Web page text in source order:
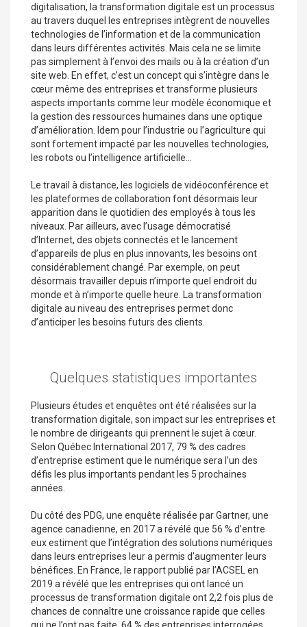
digitalisation, la transformation digitale est un processus
au travers duquel les entreprises intègrent de nouvelles
technologies de l’information et de la communication
dans leurs différentes activités. Mais cela ne se limite
pas simplement à l’envoi des mails ou à la création d’un
site web . En effet, c’est un concept qui s’intègre dans le
cœur même des entreprises et transforme plusieurs
aspects importants comme leur modèle économique et
la gestion des ressources humaines dans une optique
d’amélioration. Idem pour l’industrie ou l’agriculture qui
sont fortement impacté par les nouvelles technologies,
les robots ou l’intelligence artificielle…
Le travail à distance, les logiciels de vidéoconférence et
les plateformes de collaboration font désormais leur
apparition dans le quotidien des employés à tous les
niveaux. Par ailleurs, avec l’usage démocratisé
d’Internet, des objets connectés et le lancement
d’appareils de plus en plus innovants, les besoins ont
considérablement changé. Par exemple, on peut
désormais travailler depuis n’importe quel endroit du
monde et à n’importe quelle heure. La transformation
digitale au niveau des entreprises permet donc
d’anticiper les besoins futurs des clients.
Quelques statistiques importantes
Plusieurs études et enquêtes ont été réalisées sur la
transformation digitale, son impact sur les entreprises et
le nombre de dirigeants qui prennent le sujet à cœur.
Selon Québec International 2017, 79 % des cadres
d’entreprise estiment que le numérique sera l’un des
défis les plus importants pendant les 5 prochaines
années.
Du côté des PDG, une enquête réalisée par Gartner, une
agence canadienne, en 2017 a révélé que 56 % d’entre
eux estiment que l’intégration des solutions numériques
dans leurs entreprises leur a permis d’augmenter leurs
bénéfices. En France, le rapport publié par l’ACSEL en
2019 a révélé que les entreprises qui ont lancé un
processus de transformation digitale ont 2,2 fois plus de
chances de connaître une croissance rapide que celles
qui ne l’ont pas faite. 64 % des entreprises interrogées